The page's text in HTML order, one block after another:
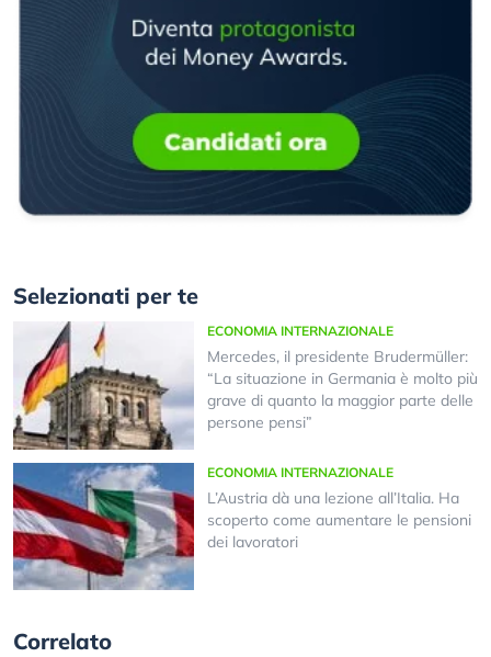
Selezionati per te
ECONOMIA INTERNAZIONALE
Mercedes, il presidente Brudermüller:
“La situazione in Germania è molto più
grave di quanto la maggior parte delle
persone pensi”
ECONOMIA INTERNAZIONALE
L’Austria dà una lezione all’Italia. Ha
scoperto come aumentare le pensioni
dei lavoratori
Correlato